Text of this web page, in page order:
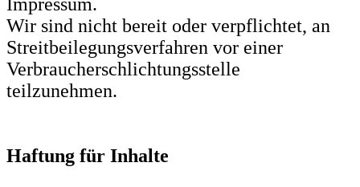
Wir sind nicht bereit oder verpflichtet, an
Streitbeilegungsverfahren vor einer
Verbraucherschlichtungsstelle
teilzunehmen.
Haftung für Inhalte